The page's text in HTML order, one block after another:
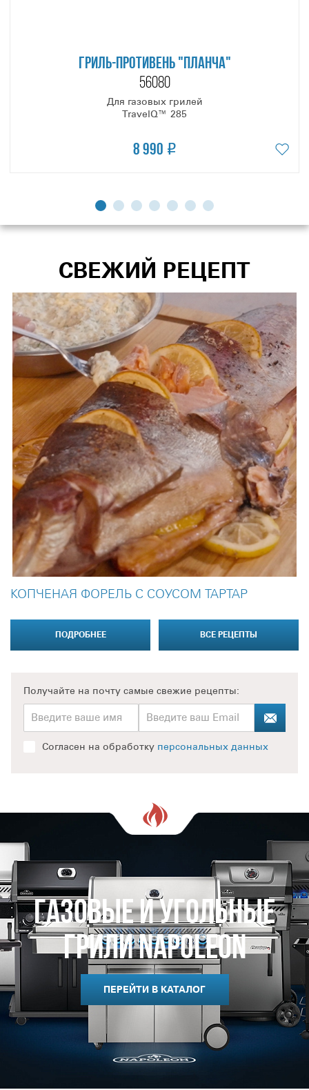
ГРИЛЬ-ПРОТИВЕНЬ "ПЛАНЧА"
56080
Для газовых грилей
TravelQ™ 285
8 990
СВЕЖИЙ РЕЦЕПТ
КОПЧЕНАЯ ФОРЕЛЬ С СОУСОМ ТАРТАР
ПОДРОБНЕЕ ВСЕ РЕЦЕПТЫ
Получайте на почту самые свежие рецепты:
Согласен на обработку персональных данных
Газовые и Угольные
Грили Napoleon
ПЕРЕЙТИ В КАТАЛОГ